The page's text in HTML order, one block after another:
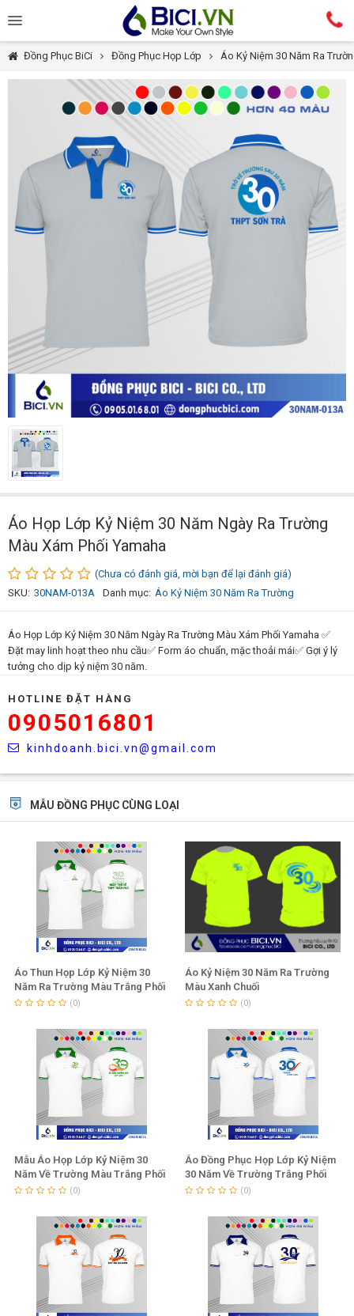
Đồng Phục BiCi Đồng Phục Họp Lớp Áo Kỷ Niệm 30 Năm Ra
Áo Họp Lớp Kỷ Niệm 30 Năm Ngày Ra Trường
Màu Xám Phối Yamaha
(Chưa có đánh giá, mời bạn để lại đánh giá)
SKU: 30NAM-013A Danh mục: Áo Kỷ Niệm 30 Năm Ra Trường
Áo Họp Lớp Kỷ Niệm 30 Năm Ngày Ra Trường Màu Xám Phối Yamaha ✅
Đặt may linh hoạt theo nhu cầu✅ Form áo chuẩn, mặc thoải mái✅ Gợi ý lý
tưởng cho dịp kỷ niệm 30 năm.
HOTLINE ĐẶT HÀNG
0905016801
kinhdoanh.bici.vn@gmail.com
MẪU ĐỒNG PHỤC CÙNG LOẠI
Áo Thun Họp Lớp Kỷ Niệm 30
Năm Ra Trường Màu Trắng Phối
Chuối Lợt
(0)
Áo Kỷ Niệm 30 Năm Ra Trường
Màu Xanh Chuối
(0)
Mẫu Áo Họp Lớp Kỷ Niệm 30
Năm Về Trường Màu Trắng Phối
Chuối Lợt
(0)
Áo Đồng Phục Họp Lớp Kỷ Niệm
30 Năm Về Trường Trắng Phối
Yamaha
(0)